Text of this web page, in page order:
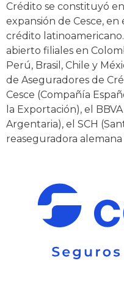
Crédito se constituyó
expansión de Cesce,
crédito
abierto filiales en
Perú, Brasil, Chile y
de Aseguradores de
Cesce (Compañía
la Exportación), el
Argentaria), el SCH
reaseguradora